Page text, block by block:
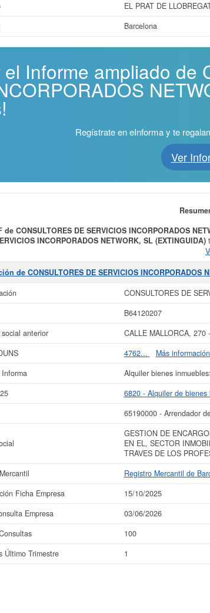
EL PRAT DE
Barcelona
el Informe ampliado de
Regístrate en eInforma y te
Ver
de CONSULTORES DE SERVICIOS INCORPORADOS
INCORPORADOS NETWORK, SL (EXTINGUIDA)
ASI COMO LA INTERMEDIACION EN EL, SECTOR
DE LOS PROFESIONALES FACULTADOS
la categoría CNAE 6820 - Alquiler de bienes inmobiliarios
CONSULTORES DE SERVICIOS
empresa ha sido consultada 100 veces, la última
SL (EXTINGUIDA)
tiene un patrimonio aproximado
interesado en conocer más datos de la empresa
a este Informe ampliado
de CONSULTORES
resultados de sus años de actividad, así
La última actualización del
de CONSULTORES DE SERVICIOS INCORPORADOS
CONSULTORES DE
B64120207
anterior
CALLE MALLORCA, 270
4762...
Más
Alquiler bienes
6820 - Alquiler de
65190000 - Arrendador
GESTION DE
EN EL, SECTOR
TRAVES DE LOS
Registro Mercantil de
Ficha Empresa
15/10/2025
Empresa
03/06/2026
100
Último Trimestre
1